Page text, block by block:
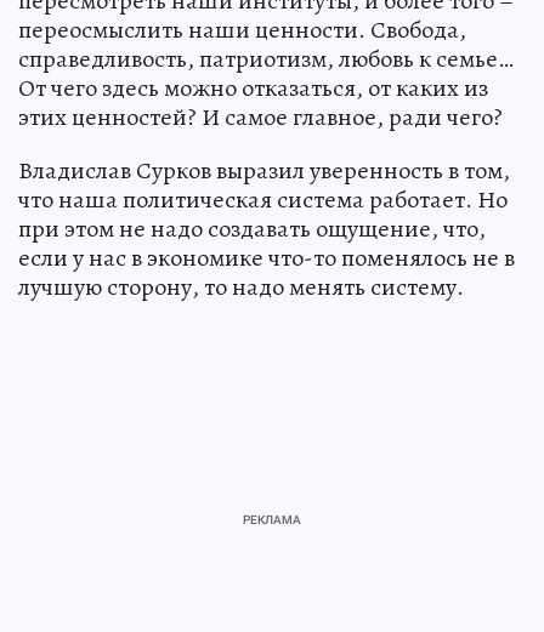
переосмыслить наши ценности. Свобода,
справедливость, патриотизм, любовь к семье…
От чего здесь можно отказаться, от каких из
этих ценностей? И самое главное, ради чего?
Владислав Сурков выразил уверенность в том,
что наша политическая система работает. Но
при этом не надо создавать ощущение, что,
если у нас в экономике что-то поменялось не в
лучшую сторону, то надо менять систему.